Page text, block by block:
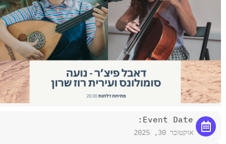
Event Date:
אוקטובר 30, 2025